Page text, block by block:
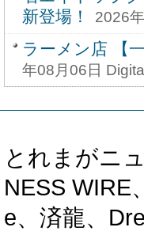
新登場！
2026
ラーメン店 【
年08月06日
とれまがニ
NESS WIRE
e、済龍、